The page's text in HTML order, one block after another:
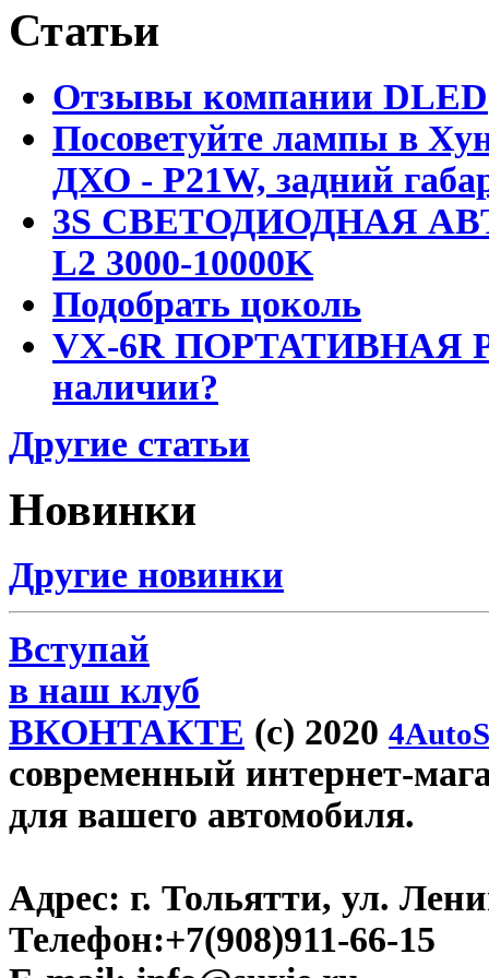
Статьи
Отзывы компании DLED
Посоветуйте лампы в
ДХО - P21W, задний
3S СВЕТОДИОДНАЯ
L2 3000-10000K
Подобрать цоколь
VX-6R ПОРТАТИВНАЯ
наличии?
Другие статьи
Новинки
Другие новинки
Вступай
в наш клуб
ВКОНТАКТЕ (c) 2020
современный интернет-
для вашего автомобиля.
Адрес: г. Тольятти, ул.
Телефон:+7(908)911-66-15